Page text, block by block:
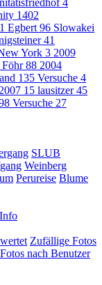
4
1402
1 Egbert 96 Slowakei
41
York 3 2009
Föhr88 2004
135 Versuche 4
15 lausitzer45
Versuche 27
SLUB
Weinberg
Perureise Blume
Info
Zufällige Fotos
Fotos nach Benutzer